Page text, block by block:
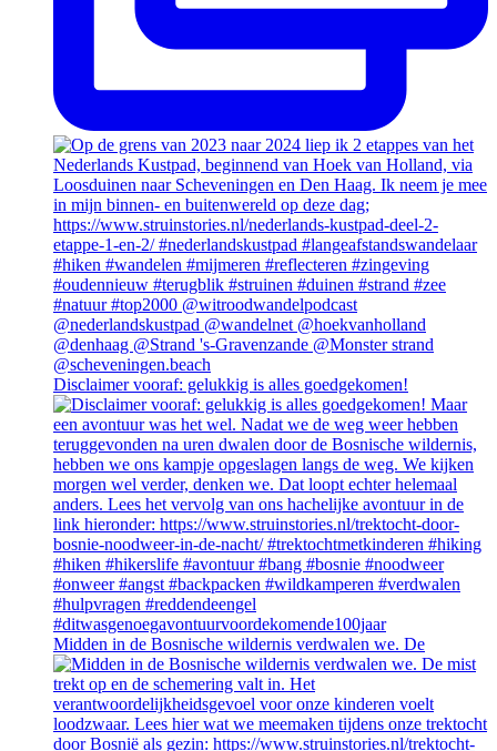
Disclaimer vooraf: gelukkig is alles goedgekomen!
Midden in de Bosnische wildernis verdwalen we. De